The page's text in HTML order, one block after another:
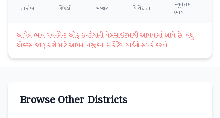
તારીખ જિલ્લો બજાર વિવિધતા
ન્યૂનતમ
ભાવ
આપેલ ભાવ ગવર્નમેન્ટ ઓફ ઇન્ડીયાની વેબસાઈટમાંથી આપવામાં આવે છે. વધુ
ચોક્કસ જાણકારી માટે આપના નજીકના માર્કેટિંગ યાર્ડનો સંપર્ક કરવો.
Browse Other Districts